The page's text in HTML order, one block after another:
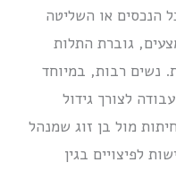
הנכסים או השליטה
גוברת התלות
נשים רבות, במיוחד
לצורך גידול
מול בן זוג שמנהל
לפיצויים בגין